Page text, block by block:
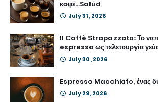
καφέ...Salud
July 31, 2026
Il Caffè Strapazzato: Το
espresso ως τελετουργία
July 30, 2026
Espresso Macchiato, ένας
July 29, 2026